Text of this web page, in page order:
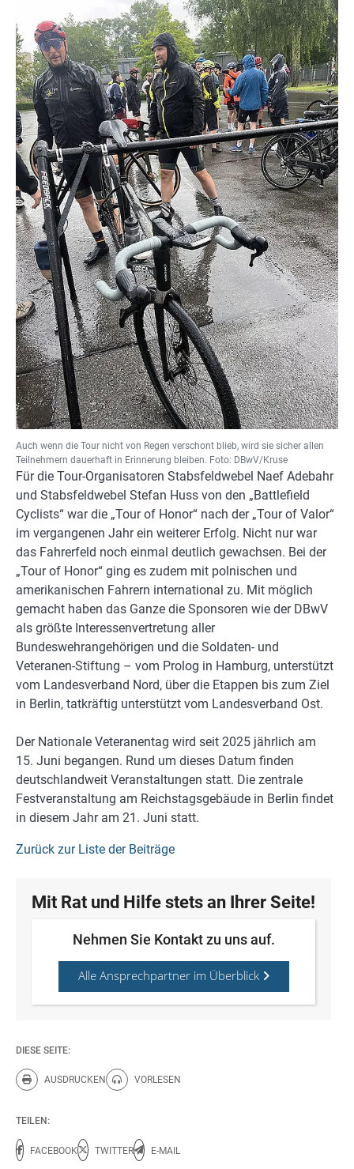
Auch wenn die Tour nicht von Regen verschont blieb, wird sie sicher allen
Teilnehmern dauerhaft in Erinnerung bleiben. Foto: DBwV/Kruse
Für die Tour-Organisatoren Stabsfeldwebel Naef Adebahr
und Stabsfeldwebel Stefan Huss von den „Battlefield
Cyclists“ war die „Tour of Honor“ nach der „Tour of Valor“
im vergangenen Jahr ein weiterer Erfolg. Nicht nur war
das Fahrerfeld noch einmal deutlich gewachsen. Bei der
„Tour of Honor“ ging es zudem mit polnischen und
amerikanischen Fahrern international zu. Mit möglich
gemacht haben das Ganze die Sponsoren wie der DBwV
als größte Interessenvertretung aller
Bundeswehrangehörigen und die Soldaten- und
Veteranen-Stiftung – vom Prolog in Hamburg, unterstützt
vom Landesverband Nord, über die Etappen bis zum Ziel
in Berlin, tatkräftig unterstützt vom Landesverband Ost.
Der Nationale Veteranentag wird seit 2025 jährlich am
15. Juni begangen. Rund um dieses Datum finden
deutschlandweit Veranstaltungen statt. Die zentrale
Festveranstaltung am Reichstagsgebäude in Berlin findet
in diesem Jahr am 21. Juni statt.
Zurück zur Liste der Beiträge
Mit Rat und Hilfe stets an Ihrer Seite!
Nehmen Sie Kontakt zu uns auf.
Alle Ansprechpartner im Überblick
DIESE SEITE:
AUSDRUCKEN
Diese Seite drucken.
VORLESEN
Diese Seite vorlesen.
TEILEN:
FACEBOOK TWITTER E-MAIL